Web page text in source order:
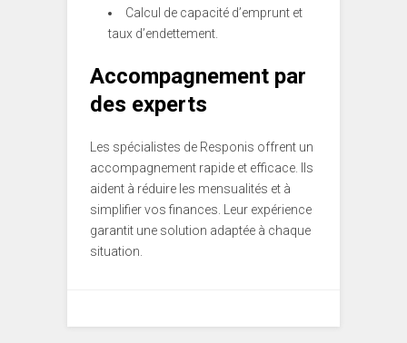
Calcul de capacité d’emprunt et
taux d’endettement.
Accompagnement par
des experts
Les spécialistes de Responis offrent un
accompagnement rapide et efficace. Ils
aident à réduire les mensualités et à
simplifier vos finances.
Leur expérience
garantit une solution adaptée à chaque
situation.